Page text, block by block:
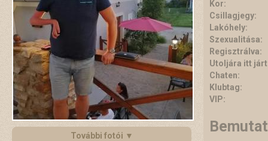
További fotói ▼
Kor:
Csillagjegy:
Lakóhely:
Szexualitása:
Regisztrálva:
Utoljára itt
Chaten:
Klubtag:
VIP: